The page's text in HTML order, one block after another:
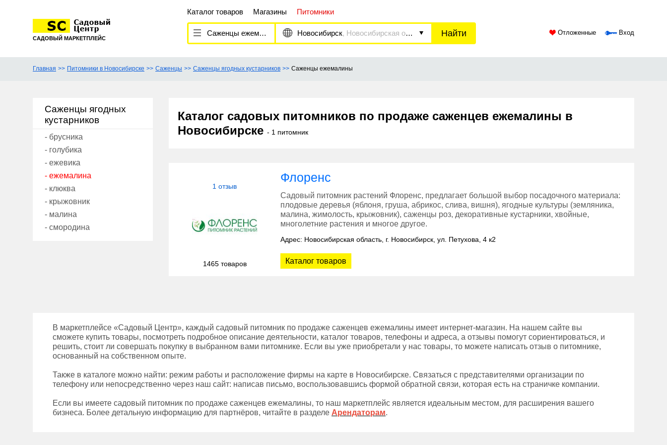
САДОВЫЙ МАРКЕТПЛЕЙС
Каталог товаров Магазины Питомники
Саженцы ежемалины Новосибирск, Новосибирская область Найти Отложенные Вход
Главная Питомники в Новосибирске Саженцы Саженцы ягодных кустарников Саженцы ежемалины
Саженцы ягодных
кустарников
- брусника
- голубика
- ежевика
- ежемалина
- клюква
- крыжовник
- малина
- смородина
Каталог садовых питомников по продаже саженцев ежемалины в
Новосибирске - 1 питомник
1 отзыв
1465 товаров
Флоренс
Садовый питомник растений Флоренс, предлагает большой выбор посадочного материала:
плодовые деревья (яблоня, груша, абрикос, слива, вишня), ягодные культуры (земляника,
малина, жимолость, крыжовник), саженцы роз, декоративные кустарники, хвойные,
многолетние растения и многое другое.
Адрес: Новосибирская область, г. Новосибирск, ул. Петухова, 4 к2
Каталог товаров
В маркетплейсе «Садовый Центр», каждый садовый питомник по продаже саженцев ежемалины имеет интернет-магазин. На нашем сайте вы
сможете купить товары, посмотреть подробное описание деятельности, каталог товаров, телефоны и адреса, а отзывы помогут сориентироваться, и
решить, стоит ли совершать покупку в выбранном вами питомнике. Если вы уже приобретали у нас товары, то можете написать отзыв о питомнике,
основанный на собственном опыте.
Также в каталоге можно найти: режим работы и расположение фирмы на карте в Новосибирске. Связаться с представителями организации по
телефону или непосредственно через наш сайт: написав письмо, воспользовавшись формой обратной связи, которая есть на страничке компании.
Если вы имеете садовый питомник по продаже саженцев ежемалины, то наш маркетплейс является идеальным местом, для расширения вашего
бизнеса. Более детальную информацию для партнёров, читайте в разделе Арендаторам.